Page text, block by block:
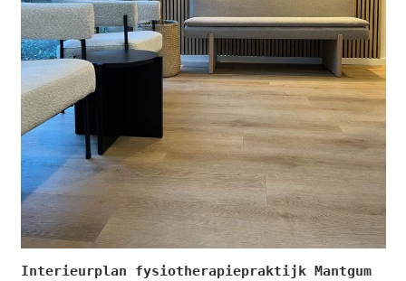
Interieurplan fysiotherapiepraktijk Mantgum